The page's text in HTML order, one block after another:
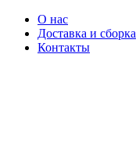
О нас
Доставка и сборка
Контакты